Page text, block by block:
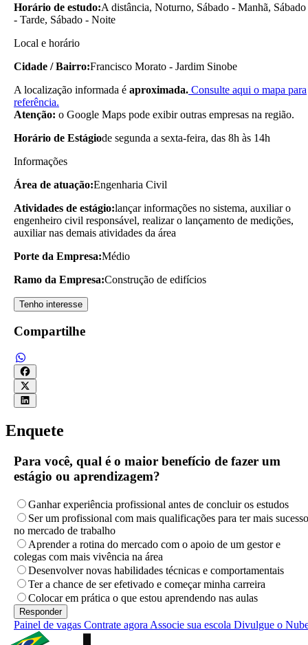
Horário de estudo:A distância, Noturno, Sábado - Manhã, Sábado
- Tarde, Sábado - Noite
Local e horário
Cidade / Bairro:Francisco Morato - Jardim Sinobe
A localização informada é aproximada. Consulte aqui o mapa para
referência.
Atenção: o Google Maps pode exibir outras empresas na região.
Horário de Estágiode segunda a sexta-feira, das 8h às 14h
Informações
Área de atuação:Engenharia Civil
Atividades de estágio:lançar informações no sistema, auxiliar o
engenheiro civil responsável, realizar o lançamento de medições,
auxiliar nas demais atividades da área
Porte da Empresa:Médio
Ramo da Empresa:Construção de edifícios
Tenho interesse
Compartilhe
Enquete
Para você, qual é o maior benefício de fazer um
estágio ou aprendizagem?
Ganhar experiência profissional antes de concluir os estudos
Ser um profissional com mais qualificações para ter mais sucesso
no mercado de trabalho
Aprender a rotina do mercado com o apoio de um gestor e
colegas com mais vivência na área
Desenvolver novas habilidades técnicas e comportamentais
Ter a chance de ser efetivado e começar minha carreira
Colocar em prática o que estou aprendendo nas aulas
Painel de vagas Contrate agora Associe sua escola Divulgue o